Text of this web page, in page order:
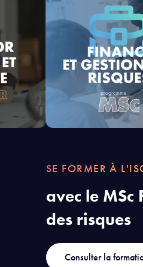
SE FORMER À
avec le MSc
des risques
Consulter la